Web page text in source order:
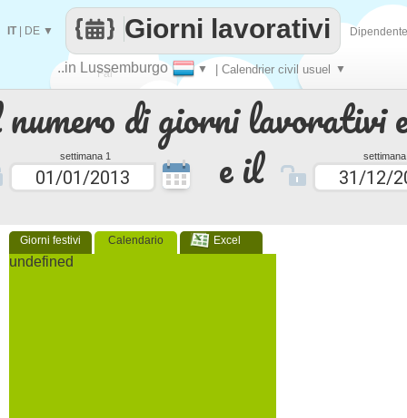
di giorni lavorativi
settimana 1 e il
Giorni festivi Calendario Excel
undefined
Fai
contare
..in Lussemburgo ▼ | Calendrier civil usuel ▼
Giorni lavorativi
IT| DE ▼